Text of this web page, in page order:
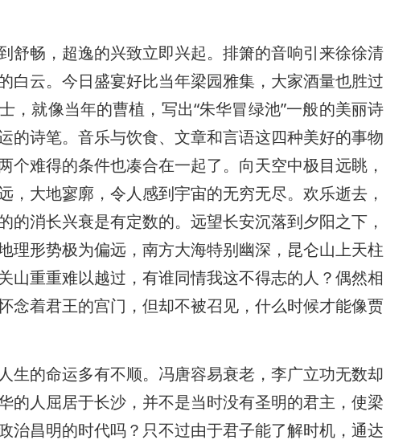
舒畅，超逸的兴致立即兴起。排箫的音响引来徐徐清
白云。今日盛宴好比当年梁园雅集，大家酒量也胜过
，就像当年的曹植，写出“朱华冒绿池”一般的美丽诗
的诗笔。音乐与饮食、文章和言语这四种美好的事物
个难得的条件也凑合在一起了。向天空中极目远眺，
，大地寥廓，令人感到宇宙的无穷无尽。欢乐逝去，
的消长兴衰是有定数的。远望长安沉落到夕阳之下，
理形势极为偏远，南方大海特别幽深，昆仑山上天柱
山重重难以越过，有谁同情我这不得志的人？偶然相
念着君王的宫门，但却不被召见，什么时候才能像贾
生的命运多有不顺。冯唐容易衰老，李广立功无数却
的人屈居于长沙，并不是当时没有圣明的君主，使梁
治昌明的时代吗？只不过由于君子能了解时机，通达